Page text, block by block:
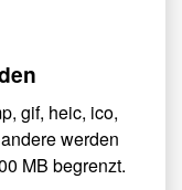
gif, heic, ico,
werden
MB begrenzt.